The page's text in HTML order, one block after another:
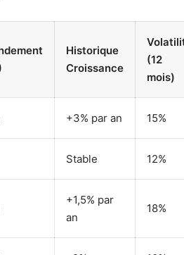
Historique
Croissance
(12
mois)
+3% par an 15%
Stable 12%
+1,5% par
an
18%